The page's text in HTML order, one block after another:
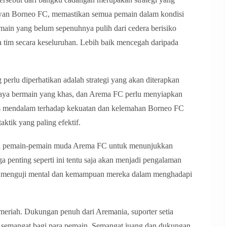
Borneo FC, memastikan semua pemain dalam kondisi
yang belum sepenuhnya pulih dari cedera berisiko
secara keseluruhan. Lebih baik mencegah daripada
diperhatikan adalah strategi yang akan diterapkan
bermain yang khas, dan Arema FC perlu menyiapkan
terhadap kekuatan dan kelemahan Borneo FC
yang paling efektif.
pemain muda Arema FC untuk menunjukkan
penting seperti ini tentu saja akan menjadi pengalaman
mental dan kemampuan mereka dalam menghadapi
Dukungan penuh dari Aremania, suporter setia